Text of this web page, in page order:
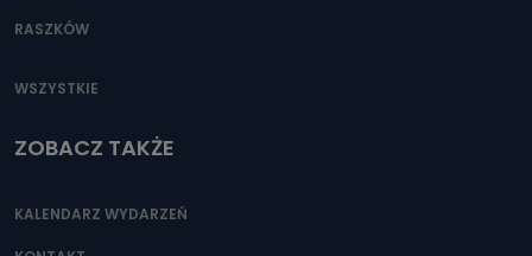
RASZKÓW
WSZYSTKIE
ZOBACZ TAKŻE
KALENDARZ WYDARZEŃ